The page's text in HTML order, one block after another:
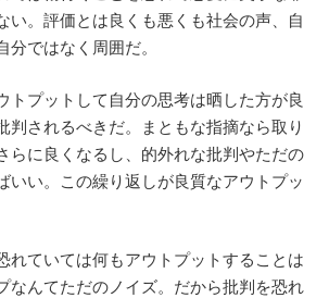
い。評価とは良くも悪くも社会の声、自
ではなく周囲だ。
トプットして自分の思考は晒した方が良
判されるべきだ。まともな指摘なら取り
らに良くなるし、的外れな批判やただの
いい。この繰り返しが良質なアウトプッ
れていては何もアウトプットすることは
なんてただのノイズ。だから批判を恐れ